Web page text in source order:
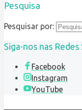
Pesquisa
Pesquisar por:
Siga-nos nas Redes
Facebook
Instagram
YouTube